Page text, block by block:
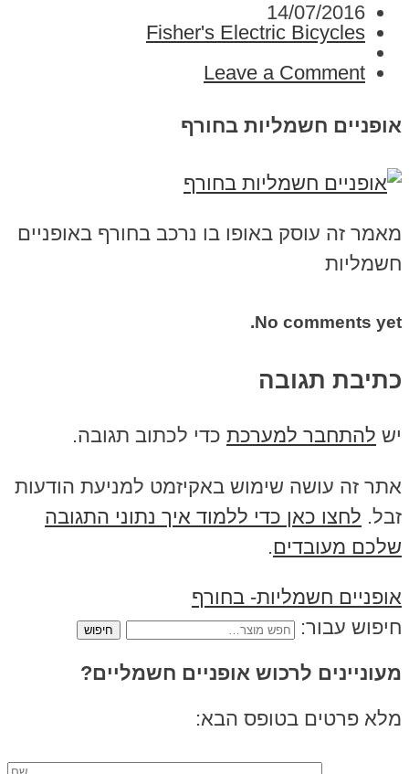
14/07/2016
Fisher's Electric Bicycles
Leave a Comment
אופניים חשמליות בחורף
מאמר זה עוסק באופו בו נרכב בחורף באופניים
חשמליות
No comments yet.
כתיבת תגובה
יש להתחבר למערכת כדי לכתוב תגובה.
אתר זה עושה שימוש באקיזמט למניעת הודעות
זבל. לחצו כאן כדי ללמוד איך נתוני התגובה
שלכם מעובדים.
אופניים חשמליות- בחורף
חיפוש עבור:
מעוניינים לרכוש אופניים חשמליים?
מלא פרטים בטופס הבא: